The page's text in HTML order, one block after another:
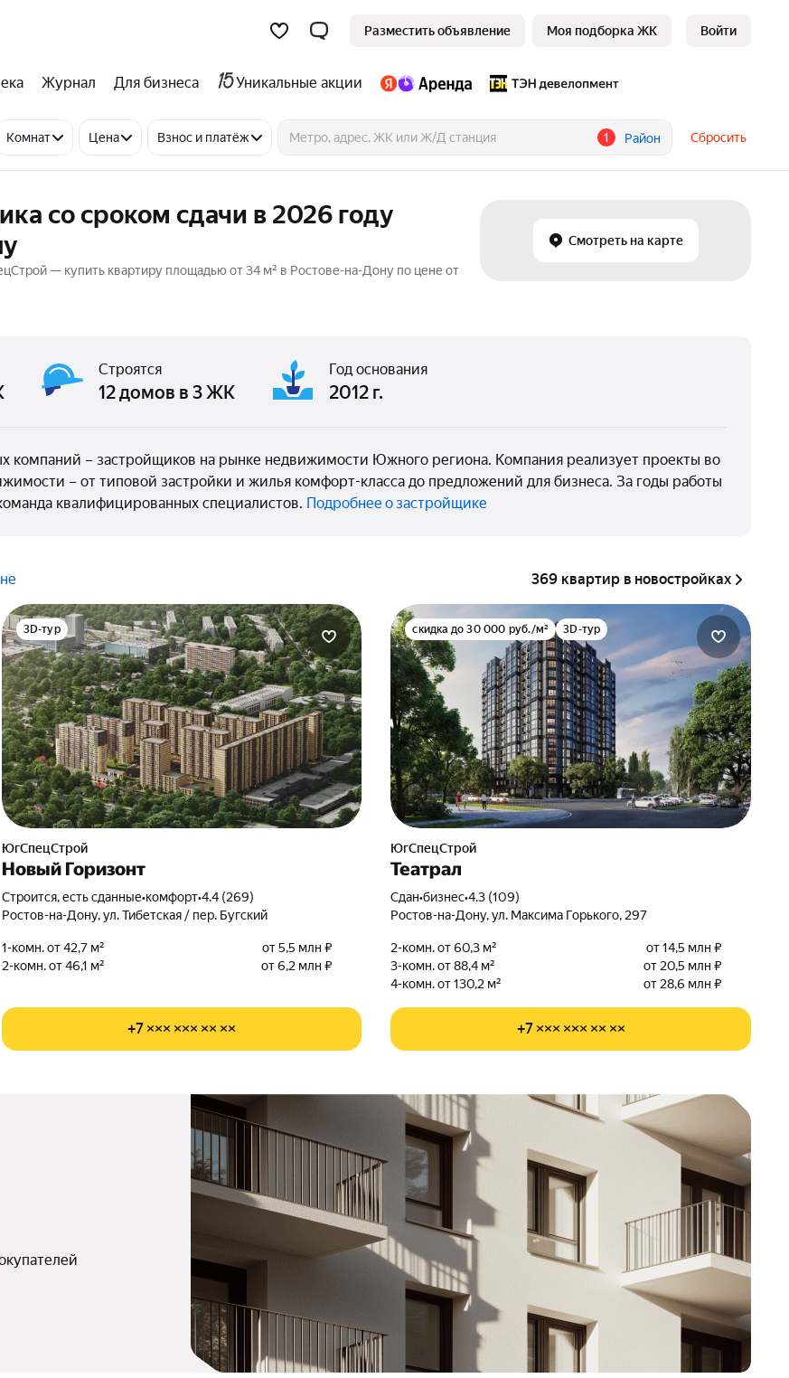
Разместить объявление Моя подборка ЖК Войти
Журнал Для бизнеса Уникальные акции
Комнат Цена Взнос и платёж 1 Район Сбросить
со сроком сдачи в 2026 году
— купить квартиру площадью от 34 м² в Ростове-на-Дону по цене от
Смотреть на карте
Строятся
12 домов в 3 ЖК
Год основания
2012 г.
компаний – застройщиков на рынке недвижимости Южного региона. Компания реализует проекты во
– от типовой застройки и жилья комфорт-класса до предложений для бизнеса. За годы работы
квалифицированных специалистов. Подробнее о застройщике
369 квартир в новостройках
3D-тур
ЮгСпецСтрой
Новый Горизонт
Строится, есть сданные•комфорт•4.4 (269)
Ростов-на-Дону, ул. Тибетская / пер. Бугский
1-комн. от 42,7 м²
от 5,5 млн ₽
2-комн. от 46,1 м²
от 6,2 млн ₽
+7 ××× ××× ×× ××
скидка до 30 000 руб./м² 3D-тур
ЮгСпецСтрой
Театрал
Сдан•бизнес•4.3 (109)
Ростов-на-Дону, ул. Максима Горького, 297
2-комн. от 60,3 м²
от 14,5 млн ₽
3-комн. от 88,4 м²
от 20,5 млн ₽
4-комн. от 130,2 м²
от 28,6 млн ₽
+7 ××× ××× ×× ××